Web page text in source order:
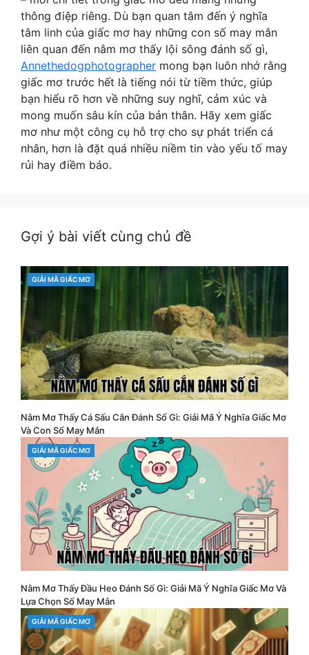
thông điệp riêng. Dù bạn quan tâm đến ý nghĩa
tâm linh của giấc mơ hay những con số may mắn
liên quan đến nằm mơ thấy lội sông đánh số gì,
Annethedogphotographer mong bạn luôn nhớ rằng
giấc mơ trước hết là tiếng nói từ tiềm thức, giúp
bạn hiểu rõ hơn về những suy nghĩ, cảm xúc và
mong muốn sâu kín của bản thân. Hãy xem giấc
mơ như một công cụ hỗ trợ cho sự phát triển cá
nhân, hơn là đặt quá nhiều niềm tin vào yếu tố may
rủi hay điềm báo.
Gợi ý bài viết cùng chủ đề
CATEGORIES
GIẢI MÃ GIẤC MƠ
Nằm Mơ Thấy Cá Sấu Cắn Đánh Số Gì: Giải Mã Ý Nghĩa Giấc Mơ
Và Con Số May Mắn
CATEGORIES
GIẢI MÃ GIẤC MƠ
Nằm Mơ Thấy Đầu Heo Đánh Số Gì: Giải Mã Ý Nghĩa Giấc Mơ Và
Lựa Chọn Số May Mắn
CATEGORIES
GIẢI MÃ GIẤC MƠ